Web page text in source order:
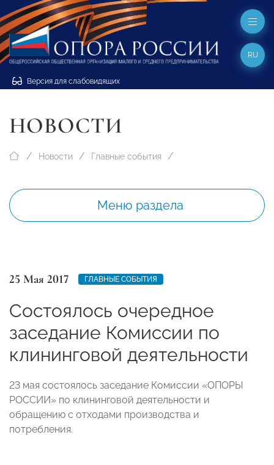
Версия для слабовидящих
RU
НОВОСТИ
Новости Главные события
Меню раздела
25 Мая 2017 ГЛАВНЫЕ СОБЫТИЯ
Состоялось очередное
заседание Комиссии по
клининговой деятельности
23 мая состоялось заседание Комиссии «ОПОРЫ
РОССИИ» по клининговой деятельности и
обращению с отходами производства и
потребления.